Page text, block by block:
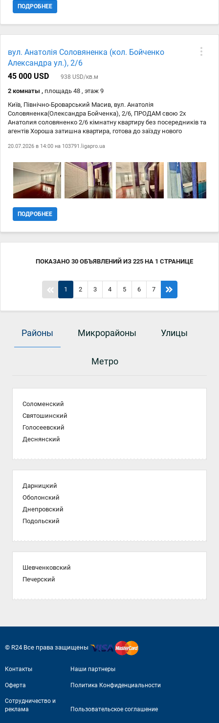
ПОДРОБНЕЕ
вул. Анатолія Соловяненка (кол. Бойченко
Александра ул.), 2/6
45 000 USD
938 USD/кв.м
2 комнаты , площадь 48 , этаж 9
Київ, Північно-Броварський Масив, вул. Анатолія
Соловяненка(Олександра Бойченка), 2/6, ПРОДАМ свою 2х
Анатолия соловяненко 2/6 кімнатну квартиру без посередників та
агентів Хороша затишна квартира, готова до заїзду нового
розвинена інфраструктура, школи, садочки, магазини, тц, парк
20.07.2026 в 14:00 на 103791.ligapro.ua
ПОДРОБНЕЕ
ПОКАЗАНО 30 ОБЪЯВЛЕНИЙ ИЗ 225 НА 1 СТРАНИЦЕ
1 2 3 4 5 6 7
Районы Микрорайоны Улицы
Метро
Соломенский
Святошинский
Голосеевский
Деснянский
Дарницкий
Оболонский
Днепровский
Подольский
Шевченковский
Печерский
© R24 Все права защищены
Контакты Наши партнеры
Оферта Политика Конфиденциальности
Сотрудничество и
реклама
Пользовательское соглашение